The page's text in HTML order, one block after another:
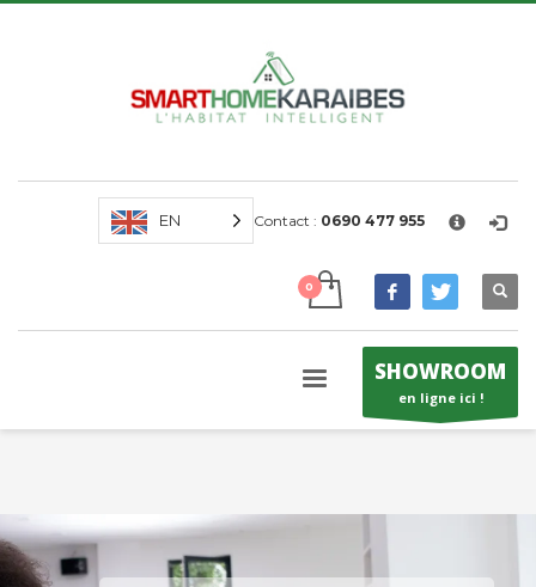
EN Contact : 0690 477 955
SHOWROOM
en ligne ici !